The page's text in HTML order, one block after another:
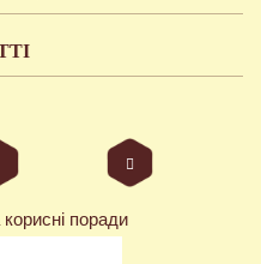
корисні поради